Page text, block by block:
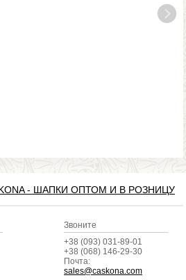
- ШАПКИ ОПТОМ И В РОЗНИЦУ
Звоните
+38 (093) 031-89-01
+38 (068) 146-29-30
Почта:
sales@caskona.com